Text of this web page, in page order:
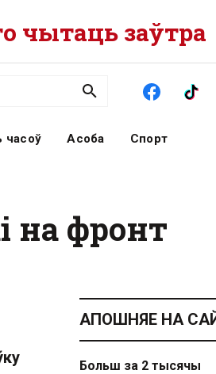
чытаць заўтра
часоў Асоба Спорт
на фронт
АПОШНЯЕ НА
Больш за 2 тысячы